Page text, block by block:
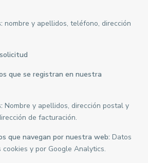
nombre y apellidos, teléfono, dirección
que se registran en nuestra
Nombre y apellidos, dirección postal y
de facturación.
que navegan por nuestra web: Datos
y por Google Analytics.